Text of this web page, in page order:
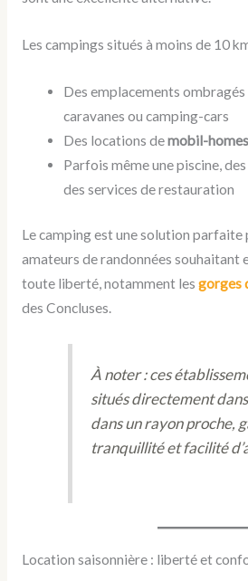
Les campings situés à moins de 10
Des emplacements
caravanes ou camping-cars
Des locations demobil-
Parfois même une piscine,
des services de restauration
Le camping est une solution parfaite
amateurs de randonnées souhaitant
toute liberté, notamment les gorges
des Concluses.
À noter : ces
situés directement
dans un rayon proche,
tranquillité et facilité
Location saisonnière : liberté et